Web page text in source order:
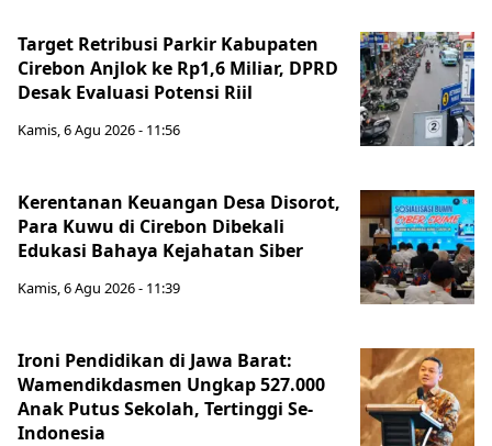
Target Retribusi Parkir Kabupaten
Cirebon Anjlok ke Rp1,6 Miliar, DPRD
Desak Evaluasi Potensi Riil
Kamis, 6 Agu 2026 - 11:56
Kerentanan Keuangan Desa Disorot,
Para Kuwu di Cirebon Dibekali
Edukasi Bahaya Kejahatan Siber
Kamis, 6 Agu 2026 - 11:39
Ironi Pendidikan di Jawa Barat:
Wamendikdasmen Ungkap 527.000
Anak Putus Sekolah, Tertinggi Se-
Indonesia